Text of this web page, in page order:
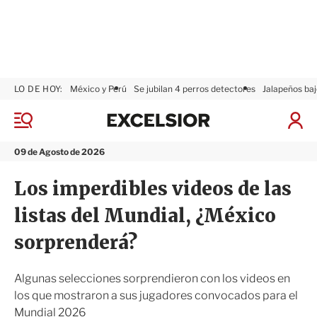
M
n
09 de Agosto de 2026
LO DE HOY: México y Perú Se jubilan 4 perros detectores Jalapeños
I
x
i
o
r
Los imperdibles videos de las
listas del Mundial, ¿México
sorprenderá?
Algunas selecciones sorprendieron con los videos en
los que mostraron a sus jugadores convocados para el
Mundial 2026